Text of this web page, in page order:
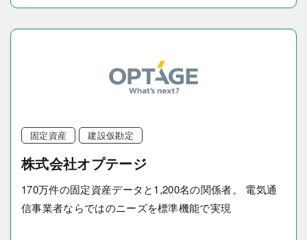
固定資産 建設仮勘定
株式会社オプテージ
170万件の固定資産データと1,200名の関係者。 電気通
信事業者ならではのニーズを標準機能で実現